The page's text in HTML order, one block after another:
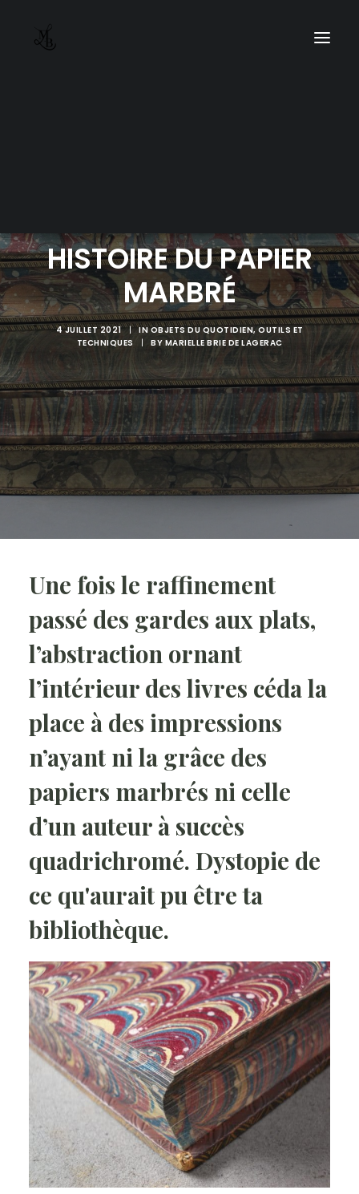
HISTOIRE DU PAPIER
MARBRÉ
4 JUILLET 2021 | INOBJETS DU QUOTIDIEN, OUTILS ET
TECHNIQUES
| BY MARIELLE BRIE DE LAGERAC
Une fois le raffinement
passé des gardes aux plats,
l’abstraction ornant
l’intérieur des livres céda la
place à des impressions
n’ayant ni la grâce des
papiers marbrés ni celle
d’un auteur à succès
quadrichromé. Dystopie de
ce qu'aurait pu être ta
bibliothèque.